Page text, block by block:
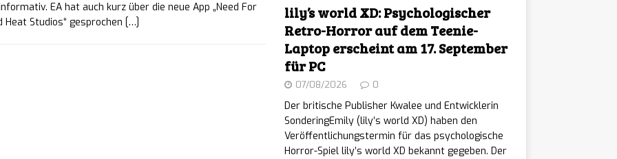
Nostalgischer Elektronik-Reparatur-Simulator
EA hat auch kurz über die neue App „Need For
Heat Studios“ gesprochen […]
lily’s world XD: Psychologischer
Retro-Horror auf dem Teenie-
Laptop erscheint am 17. September
für PC
07/08/2026 0
Der britische Publisher Kwalee und Entwicklerin
SonderingEmily (lily’s world XD) haben den
Veröffentlichungstermin für das psychologische
Horror-Spiel lily’s world XD bekannt gegeben. Der